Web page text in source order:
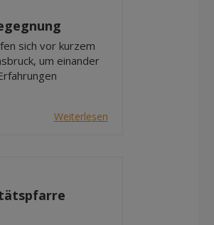
Sep 2025
sich vor kurzem
um einander
Weiterlesen